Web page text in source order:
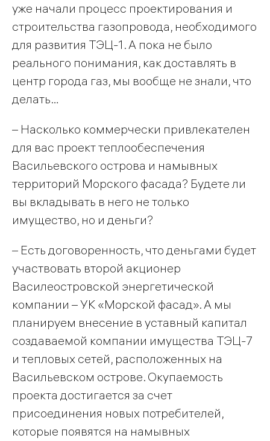
уже начали процесс проектирования и
строительства газопровода, необходимого
для развития ТЭЦ-1. А пока не было
реального понимания, как доставлять в
центр города газ, мы вообще не знали, что
делать…
– Насколько коммерчески привлекателен
для вас проект теплообеспечения
Васильевского острова и намывных
территорий Морского фасада? Будете ли
вы вкладывать в него не только
имущество, но и деньги?
– Есть договоренность, что деньгами будет
участвовать второй акционер
Василеостровской энергетической
компании – УК «Морской фасад». А мы
планируем внесение в уставный капитал
создаваемой компании имущества ТЭЦ-7
и тепловых сетей, расположенных на
Васильевском острове. Окупаемость
проекта достигается за счет
присоединения новых потребителей,
которые появятся на намывных